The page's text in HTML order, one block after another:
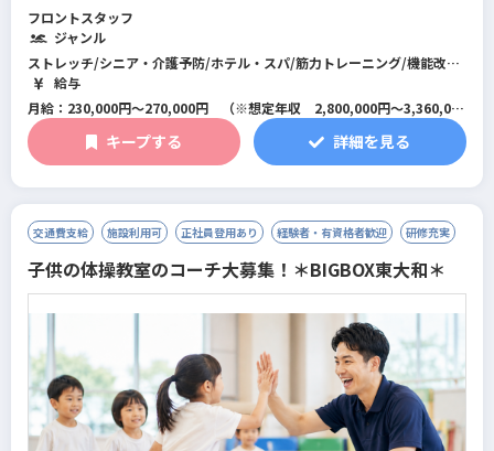
フロントスタッフ
ジャンル
ストレッチ/シニア・介護予防/ホテル・スパ/筋力トレーニング/機能改善
系/マネジメント･店舗運営/フィットネス全般/スイミング/パーソナルジ
ム/総合型フィットネスクラブ
給与
月給：230,000円～270,000円 （※想定年収 2,800,000円～3,360,000
円）
※研修期間は1ヶ月～最大3ヶ月で条件に変更はありません。
キープする 詳細を見る
交通費支給 施設利用可 正社員登用あり 経験者・有資格者歓迎 研修充実
子供の体操教室のコーチ大募集！＊BIGBOX東大和＊